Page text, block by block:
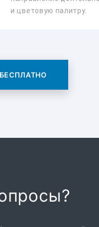
и цветовую палитру.